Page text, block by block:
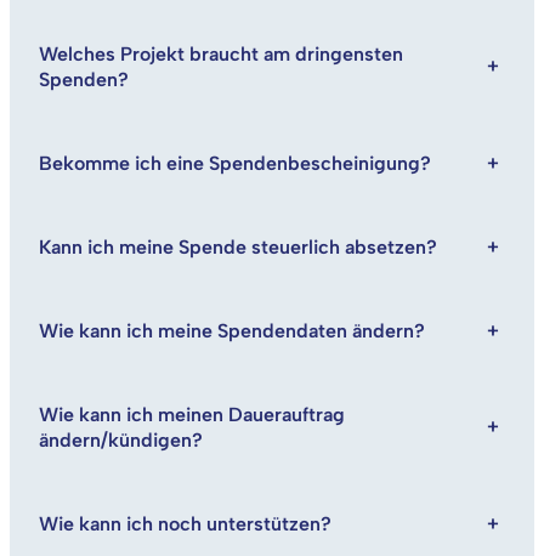
Welches Projekt braucht am dringensten
Spenden?
+
Bekomme ich eine Spendenbescheinigung? +
Kann ich meine Spende steuerlich absetzen? +
Wie kann ich meine Spendendaten ändern? +
Wie kann ich meinen Dauerauftrag
ändern/kündigen?
+
Wie kann ich noch unterstützen? +